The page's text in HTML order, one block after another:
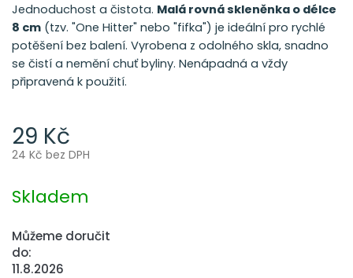
29 Kč
24 Kč bez DPH
cena:
Skladem
Můžeme doručit
do:
11.8.2026
Jednoduchost a čistota. Malá rovná skleněnka o délce
8 cm (tzv. "One Hitter" nebo "fifka") je ideální pro rychlé
potěšení bez balení. Vyrobena z odolného skla, snadno
se čistí a nemění chuť byliny. Nenápadná a vždy
připravená k použití.